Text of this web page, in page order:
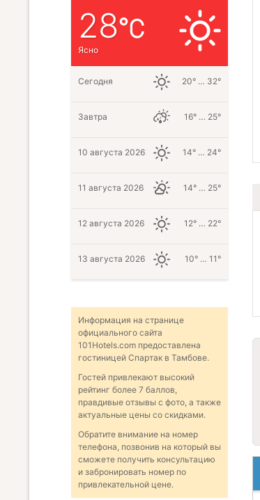
28
Ясно
Сегодня 20° … 32°
Завтра 16° … 25°
10 августа 2026 14° … 24°
11 августа 2026 14° … 25°
12 августа 2026 12° … 22°
13 августа 2026 10° … 11°
Информация на странице
официального сайта
101Hotels.com предоставлена
гостиницей Спартак в Тамбове.
Гостей привлекают высокий
рейтинг более 7 баллов,
правдивые отзывы с фото, а также
актуальные цены со скидками.
Обратите внимание на номер
телефона, позвонив на который вы
сможете получить консультацию
и забронировать номер по
привлекательной цене.